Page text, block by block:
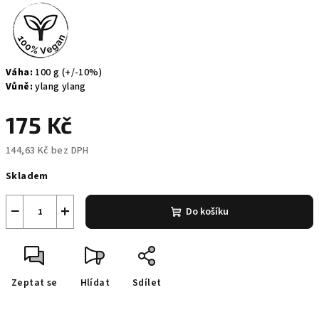
Váha: 100 g (+/-10%)
Vůně: ylang ylang
175 Kč
144,63 Kč bez DPH
cena:
Skladem
+
− Do košíku
Zeptat se Hlídat Sdílet